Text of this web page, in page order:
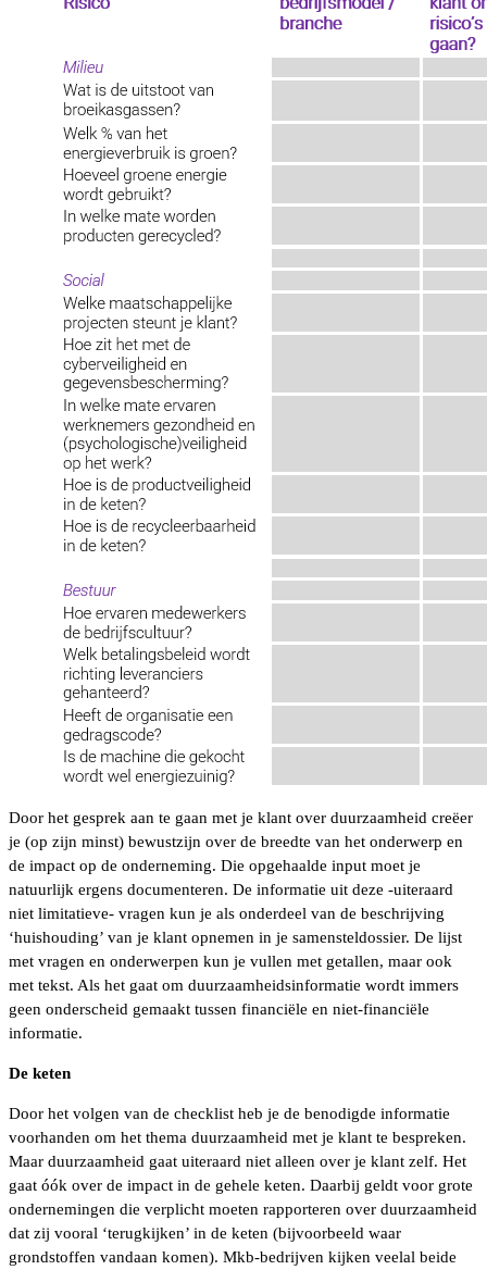
Door het gesprek aan te gaan met je klant over duurzaamheid creëer
je (op zijn minst) bewustzijn over de breedte van het onderwerp en
de impact op de onderneming. Die opgehaalde input moet je
natuurlijk ergens documenteren. De informatie uit deze -uiteraard
niet limitatieve- vragen kun je als onderdeel van de beschrijving
‘huishouding’ van je klant opnemen in je samensteldossier. De lijst
met vragen en onderwerpen kun je vullen met getallen, maar ook
met tekst. Als het gaat om duurzaamheidsinformatie wordt immers
geen onderscheid gemaakt tussen financiële en niet-financiële
informatie.
De keten
Door het volgen van de checklist heb je de benodigde informatie
voorhanden om het thema duurzaamheid met je klant te bespreken.
Maar duurzaamheid gaat uiteraard niet alleen over je klant zelf. Het
gaat óók over de impact in de gehele keten. Daarbij geldt voor grote
ondernemingen die verplicht moeten rapporteren over duurzaamheid
dat zij vooral ‘terugkijken’ in de keten (bijvoorbeeld waar
grondstoffen vandaan komen). Mkb-bedrijven kijken veelal beide